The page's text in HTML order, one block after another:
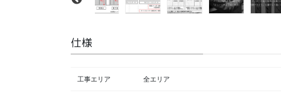
仕様
工事エリア 全エリア